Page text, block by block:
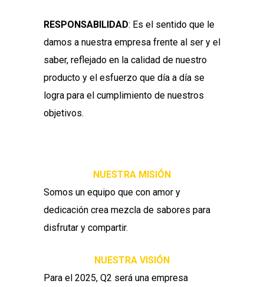
RESPONSABILIDAD: Es el sentido que le
damos a nuestra empresa frente al ser y el
saber, reflejado en la calidad de nuestro
producto y el esfuerzo que día a día se
logra para el cumplimiento de nuestros
objetivos.
NUESTRA MISIÓN
Somos un equipo que con amor y
dedicación crea mezcla de sabores para
disfrutar y compartir.
NUESTRA VISIÓN
Para el 2025, Q2 será una empresa